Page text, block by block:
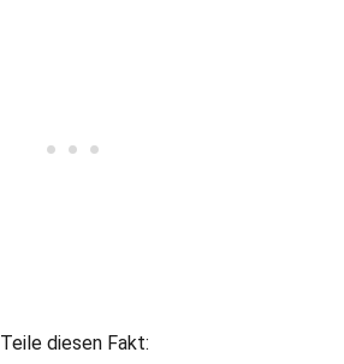
Teile diesen Fakt: